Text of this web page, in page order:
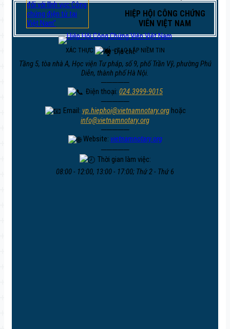
XÁC THỰC Ý CHÍ – TẠO LẬP NIỀM TIN
HIỆP HỘI CÔNG CHỨNG
VIÊN VIỆT NAM
Địa chỉ:
Tầng 5, tòa nhà A, Học viện Tư pháp, số 9, phố Trần Vỹ, phường Phú
Diễn, thành phố Hà Nội.
─────
Điện thoại:024.3999-9015
─────
Email: vp.hiephoi@vietnamnotary.orghoặc
info@vietnamnotary.org
─────
Website: vietnamnotary.org
─────
Thời gian làm việc:
08:00 - 12:00, 13:00 - 17:00; Thứ 2 - Thứ 6